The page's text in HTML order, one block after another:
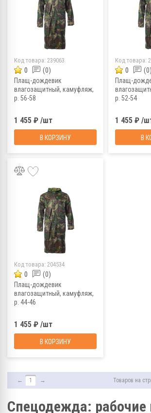
Код товара: 239063
0 (0)
Плащ-дождевик
влагозащитный, камуфляж,
р. 56-58
1 455 ₽ /шт
В КОРЗИНУ
Код товара:
0 (0)
Плащ-
р. 52-54
1 455 ₽ /
В
Код товара: 204534
0 (0)
Плащ-дождевик
влагозащитный, камуфляж,
р. 44-46
1 455 ₽ /шт
В КОРЗИНУ
← 1 → Товаров на
Спецодежда: